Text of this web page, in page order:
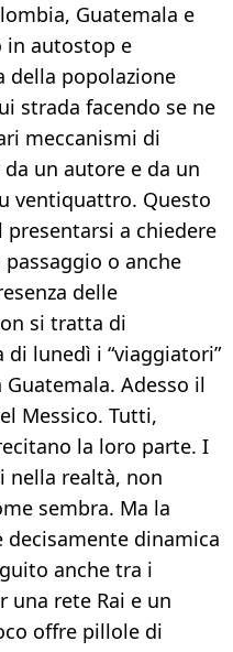
Guatemala e
in autostop e
della popolazione
strada facendo se ne
meccanismi di
un autore e da un
ventiquattro. Questo
a chiedere
o anche
delle
si tratta di
lunedì i “viaggiatori”
Adesso il
Messico. Tutti,
la loro parte. I
realtà, non
sembra. Ma la
dinamica
anche tra i
una rete Rai e un
offre pillole di